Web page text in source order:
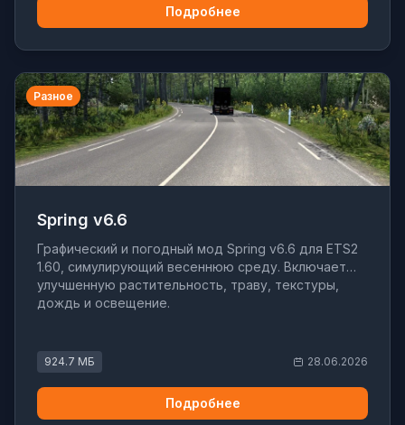
Подробнее
Разное
Spring v6.6
Графический и погодный мод Spring v6.6 для ETS2
1.60, симулирующий весеннюю среду. Включает
улучшенную растительность, траву, текстуры,
дождь и освещение.
924.7 МБ 28.06.2026
Подробнее